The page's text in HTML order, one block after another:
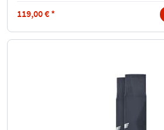
119,00€ *